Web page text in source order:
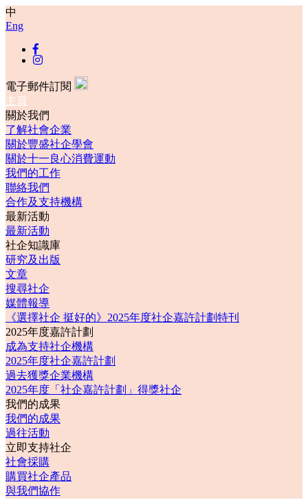
中
Eng
電子郵件訂閱
主頁
關於我們
了解社會企業
關於豐盛社企學會
關於十一良心消費運動
我們的工作
聯絡我們
合作及支持機構
最新活動
最新活動
社企知識庫
研究及出版
文章
搜尋社企
媒體報導
《選擇社企 挺好的》2025年度社企嘉許計劃特刊
2025年度嘉許計劃
成為支持社企機構
2025年度社企嘉許計劃
過去獲獎企業機構
2025年度「社企嘉許計劃」得獎社企
我們的成果
我們的成果
過往活動
立即支持社企
社會採購
購買社企產品
與我們協作